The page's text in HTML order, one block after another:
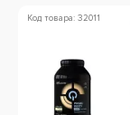
Код товара: 32011